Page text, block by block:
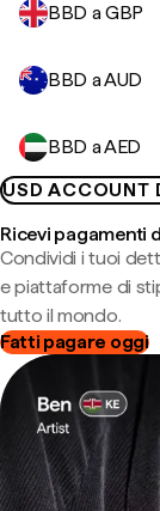
BBD a GBP
BBD a AUD
BBD a AED
USD ACCOUNT
Ricevi pagamenti
Condividi i tuoi
e piattaforme di
tutto il mondo.
Fatti pagare oggi